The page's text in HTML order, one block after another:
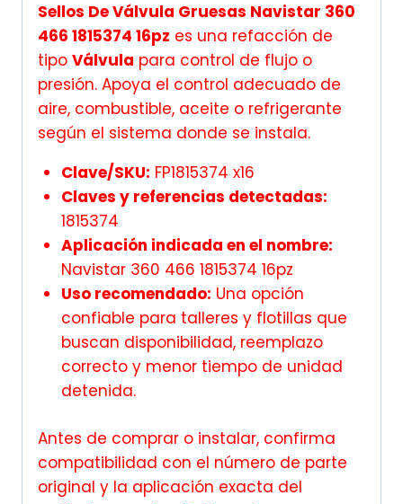
Sellos De Válvula Gruesas Navistar 360
466 1815374 16pz es una refacción de
tipo Válvula para control de flujo o
presión. Apoya el control adecuado de
aire, combustible, aceite o refrigerante
según el sistema donde se instala.
Clave/SKU: FP1815374 x16
Claves y referencias detectadas:
1815374
Aplicación indicada en el nombre:
Navistar 360 466 1815374 16pz
Uso recomendado: Una opción
confiable para talleres y flotillas que
buscan disponibilidad, reemplazo
correcto y menor tiempo de unidad
detenida.
Antes de comprar o instalar, confirma
compatibilidad con el número de parte
original y la aplicación exacta del